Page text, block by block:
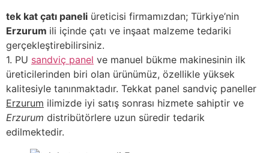
tek kat çatı paneli üreticisi firmamızdan; Türkiye’nin
Erzurum ili içinde çatı ve inşaat malzeme tedariki
gerçekleştirebilirsiniz.
1. PU sandviç panel ve manuel bükme makinesinin ilk
üreticilerinden biri olan ürünümüz, özellikle yüksek
kalitesiyle tanınmaktadır. Tekkat panel sandviç paneller
Erzurum ilimizde iyi satış sonrası hizmete sahiptir ve
Erzurum distribütörlere uzun süredir tedarik
edilmektedir.